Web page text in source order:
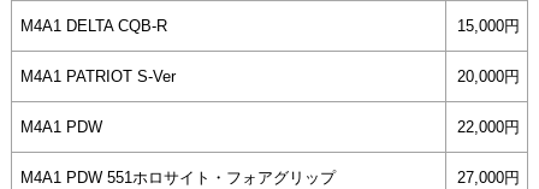
M4A1 DELTA CQB-R 15,000円
M4A1 PATRIOT S-Ver 20,000円
M4A1 PDW 22,000円
M4A1 PDW 551ホロサイト・フォアグリップ 27,000円